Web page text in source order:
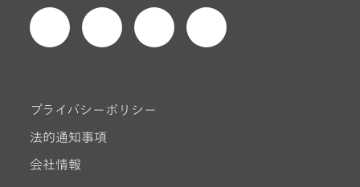
プライバシーポリシー
法的通知事項
会社情報